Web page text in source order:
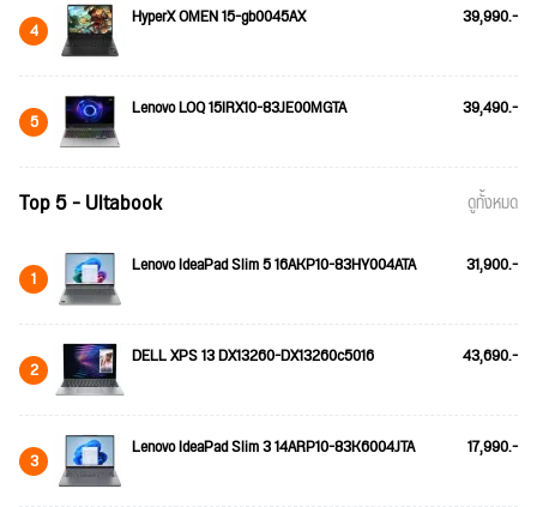
4 HyperX OMEN 15-gb0045AX 39,990.-
5 Lenovo LOQ 15IRX10-83JE00MGTA 39,490.-
Top 5 - Ultabook ดูทั้งหมด
1 Lenovo IdeaPad Slim 5 16AKP10-83HY004ATA 31,900.-
2 DELL XPS 13 DX13260-DX13260c5016 43,690.-
3 Lenovo IdeaPad Slim 3 14ARP10-83K6004JTA 17,990.-